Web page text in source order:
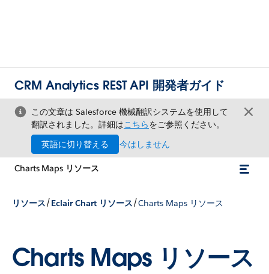
CRM Analytics REST API 開発者ガイド
この文章は Salesforce 機械翻訳システムを使用して
翻訳されました。詳細はこちらをご参照ください。
英語に切り替える
今はしません
Charts Maps リソース
リソース/Eclair Chart リソース/Charts Maps リソース
Charts Maps リソース